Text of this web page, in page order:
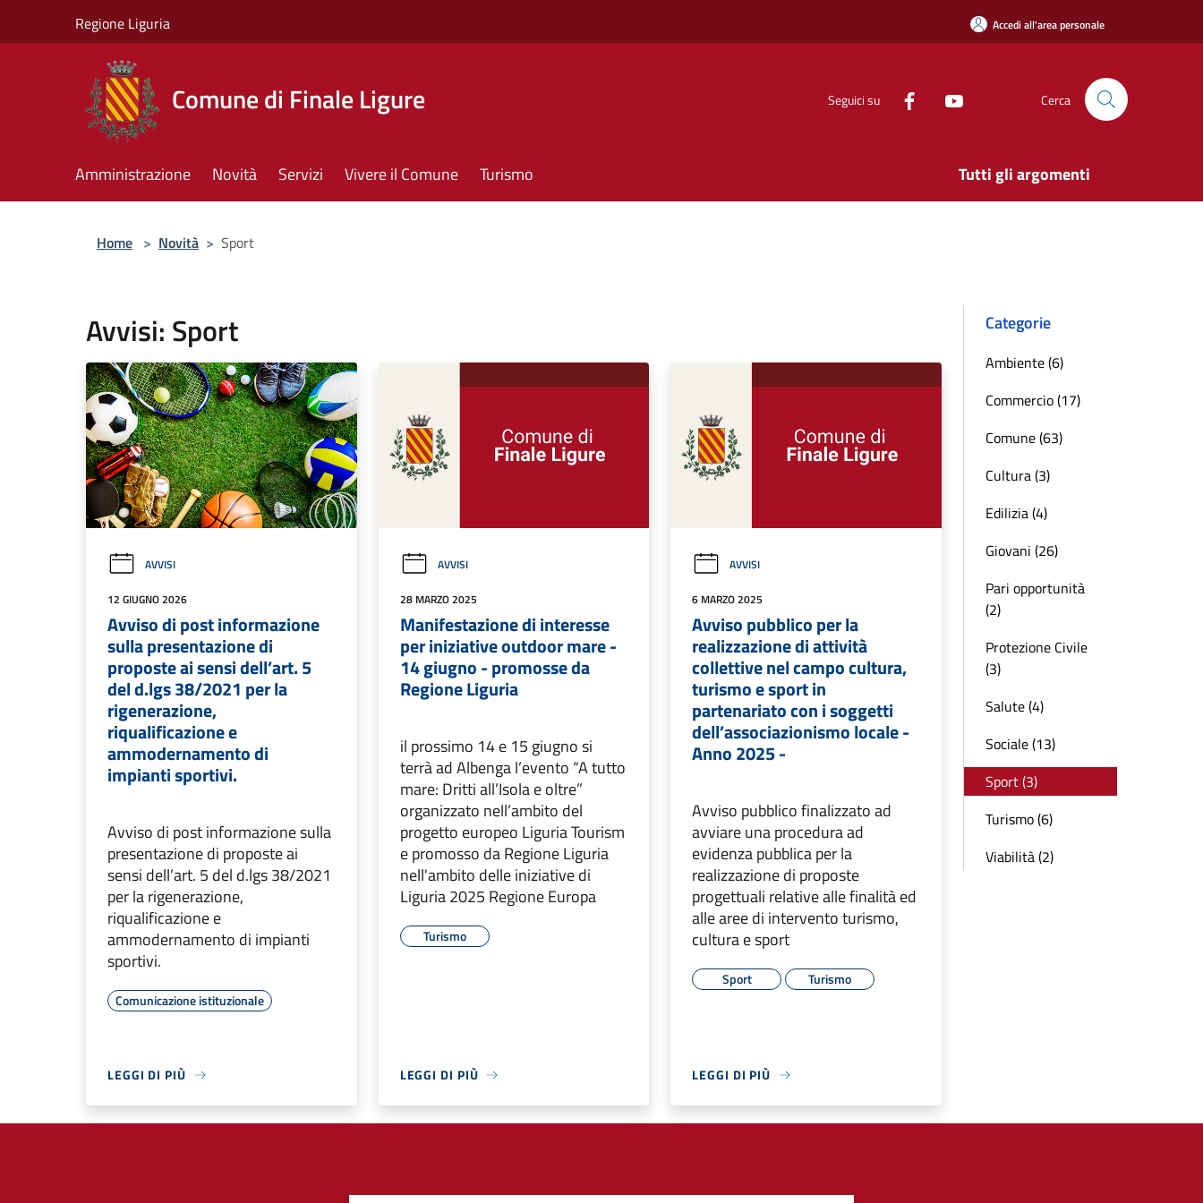
Regione Liguria Accedi all'area personale
Comune di Finale Ligure Seguici su Cerca
Amministrazione Novità Servizi Vivere il Comune Turismo Tutti gli argomenti
Home > Novità > Sport
Avvisi: Sport
AVVISI
12 GIUGNO 2026
Avviso di post informazione
sulla presentazione di
proposte ai sensi dell’art. 5
del d.lgs 38/2021 per la
rigenerazione,
riqualificazione e
ammodernamento di
impianti sportivi.
Avviso di post informazione sulla
presentazione di proposte ai
sensi dell’art. 5 del d.lgs 38/2021
per la rigenerazione,
riqualificazione e
ammodernamento di impianti
sportivi.
Comunicazione istituzionale
LEGGI DI PIÙ
AVVISI
28 MARZO 2025
Manifestazione di interesse
per iniziative outdoor mare -
14 giugno - promosse da
Regione Liguria
il prossimo 14 e 15 giugno si
terrà ad Albenga l’evento “A tutto
mare: Dritti all’Isola e oltre”
organizzato nell’ambito del
progetto europeo Liguria Tourism
e promosso da Regione Liguria
nell'ambito delle iniziative di
Liguria 2025 Regione Europa
Turismo
LEGGI DI PIÙ
AVVISI
6 MARZO 2025
Avviso pubblico per la
realizzazione di attività
collettive nel campo cultura,
turismo e sport in
partenariato con i soggetti
dell’associazionismo locale -
Anno 2025 -
Avviso pubblico finalizzato ad
avviare una procedura ad
evidenza pubblica per la
realizzazione di proposte
progettuali relative alle finalità ed
alle aree di intervento turismo,
cultura e sport
Sport Turismo
LEGGI DI PIÙ
Categorie
Ambiente (6)
Commercio (17)
Comune (63)
Cultura (3)
Edilizia (4)
Giovani (26)
Pari opportunità
(2)
Protezione Civile
(3)
Salute (4)
Sociale (13)
Sport (3)
Turismo (6)
Viabilità (2)